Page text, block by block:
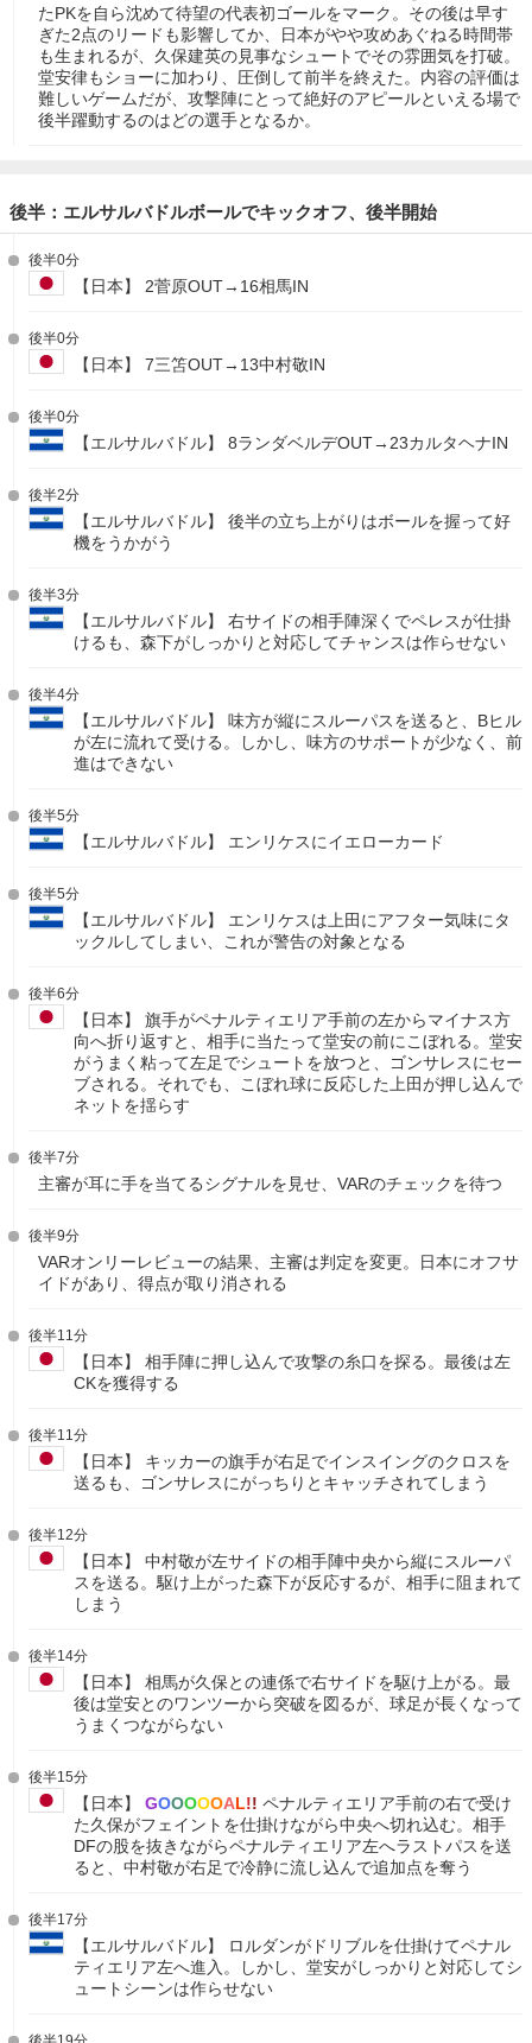
たPKを自ら沈めて待望の代表初ゴールをマーク。その後は早す
ぎた2点のリードも影響してか、日本がやや攻めあぐねる時間帯
も生まれるが、久保建英の見事なシュートでその雰囲気を打破。
堂安律もショーに加わり、圧倒して前半を終えた。内容の評価は
難しいゲームだが、攻撃陣にとって絶好のアピールといえる場で
後半躍動するのはどの選手となるか。
後半：エルサルバドルボールでキックオフ、後半開始
後半0分
【日本】 2菅原OUT→16相馬IN
後半0分
【日本】 7三笘OUT→13中村敬IN
後半0分
【エルサルバドル】 8ランダベルデOUT→23カルタヘナIN
後半2分
【エルサルバドル】 後半の立ち上がりはボールを握って好
機をうかがう
後半3分
【エルサルバドル】 右サイドの相手陣深くでペレスが仕掛
けるも、森下がしっかりと対応してチャンスは作らせない
後半4分
【エルサルバドル】 味方が縦にスルーパスを送ると、Bヒル
が左に流れて受ける。しかし、味方のサポートが少なく、前
進はできない
後半5分
【エルサルバドル】 エンリケスにイエローカード
後半5分
【エルサルバドル】 エンリケスは上田にアフター気味にタ
ックルしてしまい、これが警告の対象となる
後半6分
【日本】 旗手がペナルティエリア手前の左からマイナス方
向へ折り返すと、相手に当たって堂安の前にこぼれる。堂安
がうまく粘って左足でシュートを放つと、ゴンサレスにセー
ブされる。それでも、こぼれ球に反応した上田が押し込んで
ネットを揺らす
後半7分
主審が耳に手を当てるシグナルを見せ、VARのチェックを待つ
後半9分
VARオンリーレビューの結果、主審は判定を変更。日本にオフサ
イドがあり、得点が取り消される
後半11分
【日本】 相手陣に押し込んで攻撃の糸口を探る。最後は左
CKを獲得する
後半11分
【日本】 キッカーの旗手が右足でインスイングのクロスを
送るも、ゴンサレスにがっちりとキャッチされてしまう
後半12分
【日本】 中村敬が左サイドの相手陣中央から縦にスルーパ
スを送る。駆け上がった森下が反応するが、相手に阻まれて
しまう
後半14分
【日本】 相馬が久保との連係で右サイドを駆け上がる。最
後は堂安とのワンツーから突破を図るが、球足が長くなって
うまくつながらない
後半15分
【日本】 GOOOOOAL!! ペナルティエリア手前の右で受け
た久保がフェイントを仕掛けながら中央へ切れ込む。相手
DFの股を抜きながらペナルティエリア左へラストパスを送
ると、中村敬が右足で冷静に流し込んで追加点を奪う
後半17分
【エルサルバドル】 ロルダンがドリブルを仕掛けてペナル
ティエリア左へ進入。しかし、堂安がしっかりと対応してシ
ュートシーンは作らせない